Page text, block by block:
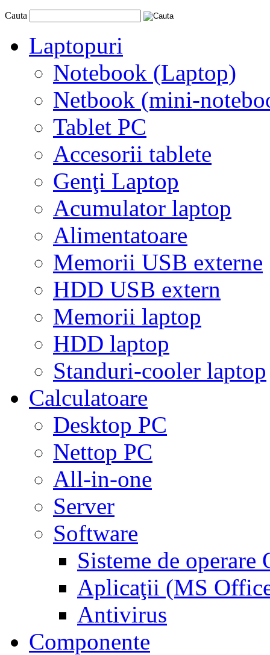
Cauta
Laptopuri
Notebook (Laptop)
Netbook (mini-
Tablet PC
Accesorii tablete
Genţi Laptop
Acumulator laptop
Alimentatoare
Memorii USB externe
HDD USB extern
Memorii laptop
HDD laptop
Standuri-cooler laptop
Calculatoare
Desktop PC
Nettop PC
All-in-one
Server
Software
Sisteme de operare
Aplicaţii (MS
Antivirus
Componente